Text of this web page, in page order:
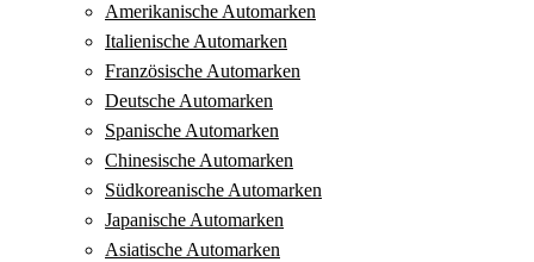
Amerikanische Automarken
Italienische Automarken
Französische Automarken
Deutsche Automarken
Spanische Automarken
Chinesische Automarken
Südkoreanische Automarken
Japanische Automarken
Asiatische Automarken